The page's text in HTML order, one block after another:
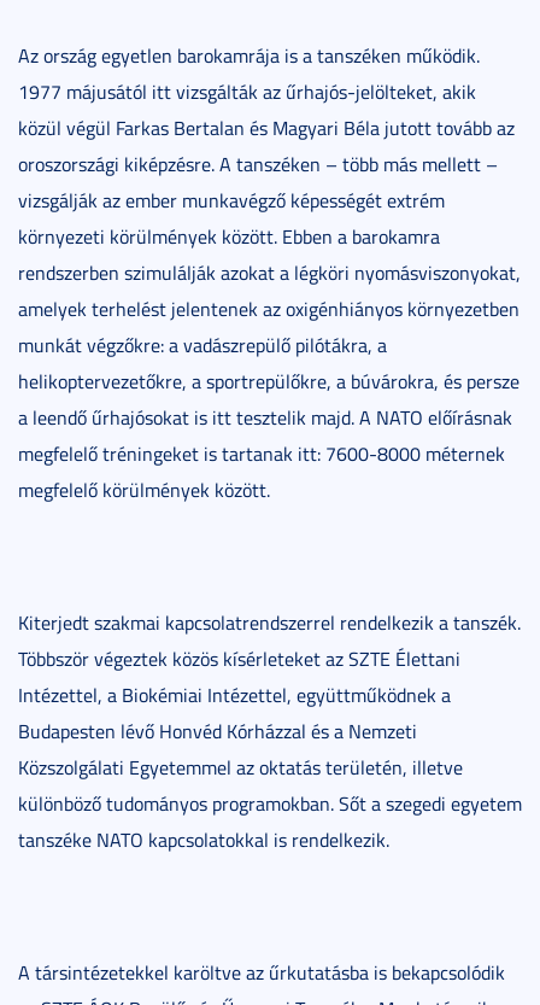
Az ország egyetlen barokamrája is a tanszéken működik.
1977 májusától itt vizsgálták az űrhajós-jelölteket, akik
közül végül Farkas Bertalan és Magyari Béla jutott tovább az
oroszországi kiképzésre. A tanszéken – több más mellett –
vizsgálják az ember munkavégző képességét extrém
környezeti körülmények között. Ebben a barokamra
rendszerben szimulálják azokat a légköri nyomásviszonyokat,
amelyek terhelést jelentenek az oxigénhiányos környezetben
munkát végzőkre: a vadászrepülő pilótákra, a
helikoptervezetőkre, a sportrepülőkre, a búvárokra, és persze
a leendő űrhajósokat is itt tesztelik majd. A NATO előírásnak
megfelelő tréningeket is tartanak itt: 7600-8000 méternek
megfelelő körülmények között.
Kiterjedt szakmai kapcsolatrendszerrel rendelkezik a tanszék.
Többször végeztek közös kísérleteket az SZTE Élettani
Intézettel, a Biokémiai Intézettel, együttműködnek a
Budapesten lévő Honvéd Kórházzal és a Nemzeti
Közszolgálati Egyetemmel az oktatás területén, illetve
különböző tudományos programokban. Sőt a szegedi egyetem
tanszéke NATO kapcsolatokkal is rendelkezik.
A társintézetekkel karöltve az űrkutatásba is bekapcsolódik